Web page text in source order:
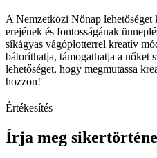
A Nemzetközi Nőnap lehetőséget
erejének és fontosságának
síkágyas vágóplotterrel kreatív
bátoríthatja, támogathatja a nőket
lehetőséget, hogy megmutassa
hozzon!
Értékesítés
Írja meg